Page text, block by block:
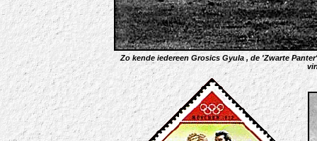
Zo kende iedereen Grosics Gyula , de 'Zwarte